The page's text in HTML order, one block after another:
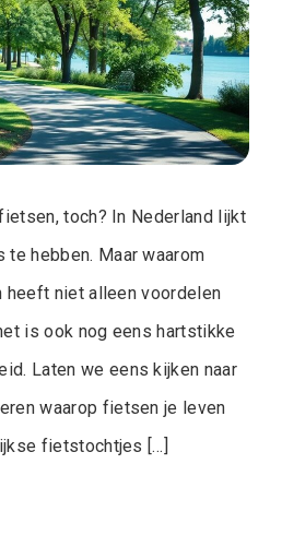
toch? In Nederland lijkt
hebben. Maar waarom
heeft niet alleen voordelen
is ook nog eens hartstikke
Laten we eens kijken naar
waarop fietsen je leven
fietstochtjes […]